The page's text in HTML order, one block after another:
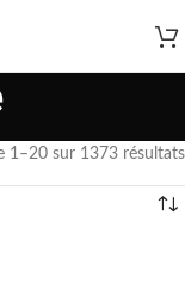
1–20 sur 1373 résultats